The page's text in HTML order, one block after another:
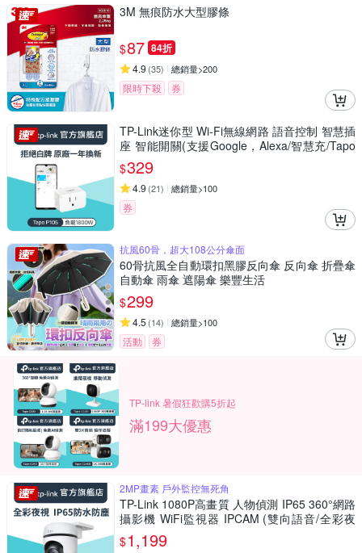
3M 無痕防水大型膠條
$87 84折
4.9 (35) 總銷量>200
限時下殺 券
TP-Link迷你型 Wi-Fi無線網路 語音控制 智慧插
座 智能開關(支援Google，Alexa/智慧充/Tapo
P105)
$329
4.9 (21) 總銷量>100
券
抗風60骨，超大108公分傘面
60骨抗風全自動環扣黑膠反向傘 反向傘 折疊傘
自動傘 雨傘 遮陽傘 樂豐生活
$299
4.5 (14) 總銷量>100
活動 券
TP-link 暑假狂歡購5折起
滿199大優惠
2MP畫素 戶外監控無死角
TP-Link 1080P高畫質 人物偵測 IP65 360°網路
攝影機 WiFi監視器 IPCAM (雙向語音/全彩夜
視/Tapo C500)
$1,199